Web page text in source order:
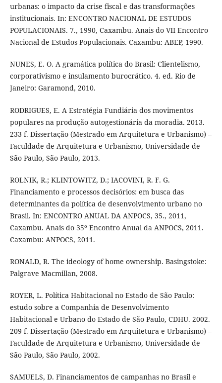
urbanas: o impacto da crise fiscal e das transformações
institucionais. In: ENCONTRO NACIONAL DE ESTUDOS
POPULACIONAIS. 7., 1990, Caxambu. Anais do VII Encontro
Nacional de Estudos Populacionais. Caxambu: ABEP, 1990.
NUNES, E. O. A gramática política do Brasil: Clientelismo,
corporativismo e insulamento burocrático. 4. ed. Rio de
Janeiro: Garamond, 2010.
RODRIGUES, E. A Estratégia Fundiária dos movimentos
populares na produção autogestionária da moradia. 2013.
233 f. Dissertação (Mestrado em Arquitetura e Urbanismo) –
Faculdade de Arquitetura e Urbanismo, Universidade de
São Paulo, São Paulo, 2013.
ROLNIK, R.; KLINTOWITZ, D.; IACOVINI, R. F. G.
Financiamento e processos decisórios: em busca das
determinantes da política de desenvolvimento urbano no
Brasil. In: ENCONTRO ANUAL DA ANPOCS, 35., 2011,
Caxambu. Anais do 35º Encontro Anual da ANPOCS, 2011.
Caxambu: ANPOCS, 2011.
RONALD, R. The ideology of home ownership. Basingstoke:
Palgrave Macmillan, 2008.
ROYER, L. Política Habitacional no Estado de São Paulo:
estudo sobre a Companhia de Desenvolvimento
Habitacional e Urbano do Estado de São Paulo, CDHU. 2002.
209 f. Dissertação (Mestrado em Arquitetura e Urbanismo) –
Faculdade de Arquitetura e Urbanismo, Universidade de
São Paulo, São Paulo, 2002.
SAMUELS, D. Financiamentos de campanhas no Brasil e